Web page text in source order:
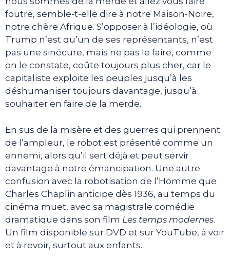
foutre, semble-t-elle dire à notre Maison-Noire,
notre chère Afrique. S’opposer à l’idéologie, où
Trump n’est qu’un de ses représentants, n’est
pas une sinécure, mais ne pas le faire, comme
on le constate, coûte toujours plus cher, car le
capitaliste exploite les peuples jusqu’à les
déshumaniser toujours davantage, jusqu’à
souhaiter en faire de la merde.
En sus de la misère et des guerres qui prennent
de l’ampleur, le robot est présenté comme un
ennemi, alors qu’il sert déjà et peut servir
davantage à notre émancipation. Une autre
confusion avec la robotisation de l’Homme que
Charles Chaplin anticipe dès 1936, au temps du
cinéma muet, avec sa magistrale comédie
dramatique dans son film Les temps modernes.
Un film disponible sur DVD et sur YouTube, à voir
et à revoir, surtout aux enfants.